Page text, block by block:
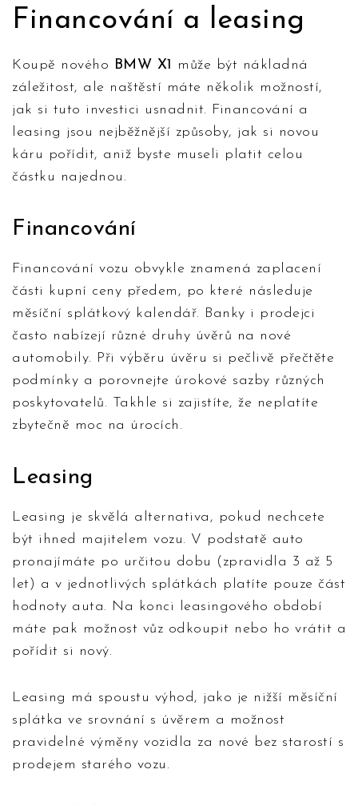
Financování a leasing
Koupě nového BMW X1 může být nákladná
záležitost, ale naštěstí máte několik možností,
jak si tuto investici usnadnit. Financování a
leasing jsou nejběžnější způsoby, jak si novou
káru pořídit, aniž byste museli platit celou
částku najednou.
Financování
Financování vozu obvykle znamená zaplacení
části kupní ceny předem, po které následuje
měsíční splátkový kalendář. Banky i prodejci
často nabízejí různé druhy úvěrů na nové
automobily. Při výběru úvěru si pečlivě přečtěte
podmínky a porovnejte úrokové sazby různých
poskytovatelů. Takhle si zajistíte, že neplatíte
zbytečně moc na úrocích.
Leasing
Leasing je skvělá alternativa, pokud nechcete
být ihned majitelem vozu. V podstatě auto
pronajímáte po určitou dobu (zpravidla 3 až 5
let) a v jednotlivých splátkách platíte pouze část
hodnoty auta. Na konci leasingového období
máte pak možnost vůz odkoupit nebo ho vrátit a
pořídit si nový.
Leasing má spoustu výhod, jako je nižší měsíční
splátka ve srovnání s úvěrem a možnost
pravidelné výměny vozidla za nové bez starostí s
prodejem starého vozu.